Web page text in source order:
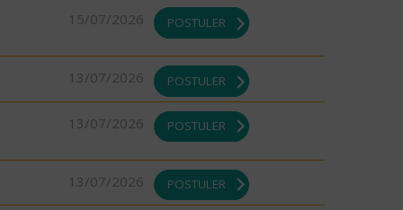
15/07/2026 POSTULER
13/07/2026 POSTULER
13/07/2026 POSTULER
13/07/2026 POSTULER